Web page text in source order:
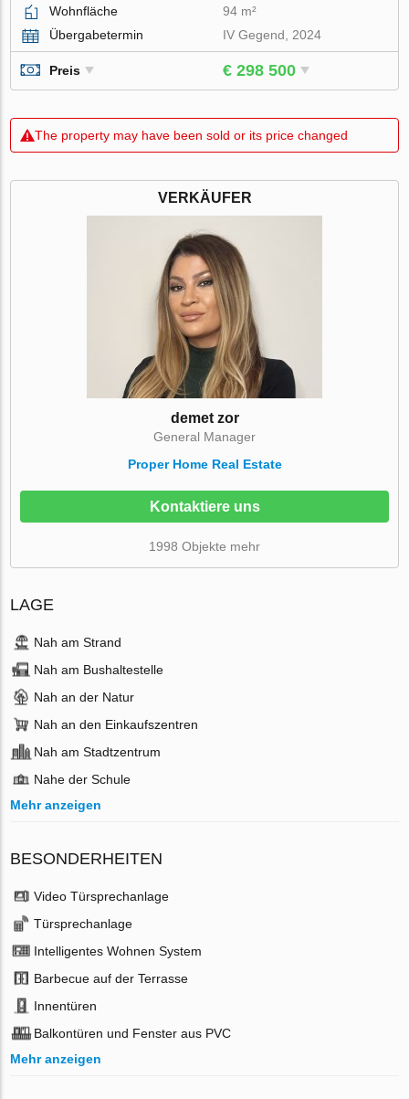
Wohnfläche
94 m²
Übergabetermin
IV Gegend, 2024
Preis € 298 500
The property may have been sold or its price changed
VERKÄUFER
demet zor
General Manager
Proper Home Real Estate
Kontaktiere uns
1998 Objekte mehr
LAGE
Nah am Strand
Nah am Bushaltestelle
Nah an der Natur
Nah an den Einkaufszentren
Nah am Stadtzentrum
Nahe der Schule
Mehr anzeigen
BESONDERHEITEN
Video Türsprechanlage
Türsprechanlage
Intelligentes Wohnen System
Barbecue auf der Terrasse
Innentüren
Balkontüren und Fenster aus PVC
Mehr anzeigen